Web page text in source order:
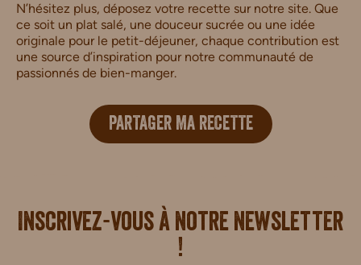
N’hésitez plus, déposez votre recette sur notre site. Que
ce soit un plat salé, une douceur sucrée ou une idée
originale pour le petit-déjeuner, chaque contribution est
une source d’inspiration pour notre communauté de
passionnés de bien-manger.
PARTAGER MA RECETTE
Inscrivez-vous à notre newsletter
!